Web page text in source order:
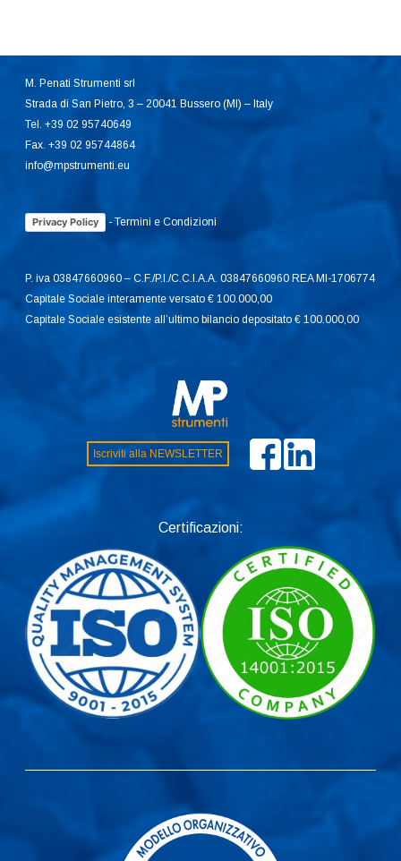
M. Penati Strumenti srl
Strada di San Pietro, 3 – 20041 Bussero (MI) – Italy
Tel. +39 02 95740649
Fax. +39 02 95744864
info@mpstrumenti.eu
Privacy Policy -Termini e Condizioni
P. iva 03847660960 – C.F./P.I./C.C.I.A.A. 03847660960 REA MI-1706774
Capitale Sociale interamente versato € 100.000,00
Capitale Sociale esistente all’ultimo bilancio depositato € 100.000,00
Iscriviti alla NEWSLETTER
Certificazioni: